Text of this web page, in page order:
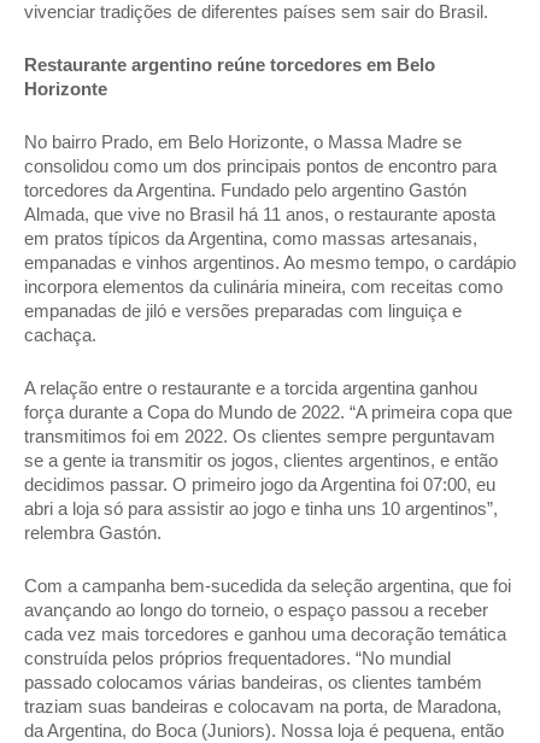
vivenciar tradições de diferentes países sem sair do Brasil.
Restaurante argentino reúne torcedores em Belo
Horizonte
No bairro Prado, em Belo Horizonte, o Massa Madre se
consolidou como um dos principais pontos de encontro para
torcedores da Argentina. Fundado pelo argentino Gastón
Almada, que vive no Brasil há 11 anos, o restaurante aposta
em pratos típicos da Argentina, como massas artesanais,
empanadas e vinhos argentinos. Ao mesmo tempo, o cardápio
incorpora elementos da culinária mineira, com receitas como
empanadas de jiló e versões preparadas com linguiça e
cachaça.
A relação entre o restaurante e a torcida argentina ganhou
força durante a Copa do Mundo de 2022. “A primeira copa que
transmitimos foi em 2022. Os clientes sempre perguntavam
se a gente ia transmitir os jogos, clientes argentinos, e então
decidimos passar. O primeiro jogo da Argentina foi 07:00, eu
abri a loja só para assistir ao jogo e tinha uns 10 argentinos”,
relembra Gastón.
Com a campanha bem-sucedida da seleção argentina, que foi
avançando ao longo do torneio, o espaço passou a receber
cada vez mais torcedores e ganhou uma decoração temática
construída pelos próprios frequentadores. “No mundial
passado colocamos várias bandeiras, os clientes também
traziam suas bandeiras e colocavam na porta, de Maradona,
da Argentina, do Boca (Juniors). Nossa loja é pequena, então